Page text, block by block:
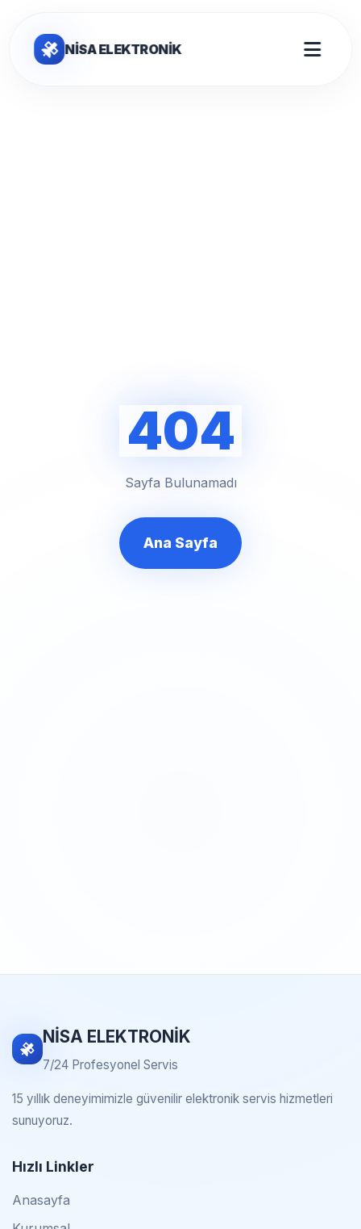
NİSA ELEKTRONİK
404
Sayfa Bulunamadı
Ana Sayfa
NİSA ELEKTRONİK
7/24 Profesyonel Servis
15 yıllık deneyimimizle güvenilir elektronik servis hizmetleri
sunuyoruz.
Hızlı Linkler
Anasayfa